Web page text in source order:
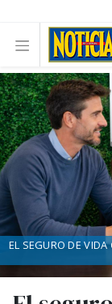
EL SEGURO DE VIDA